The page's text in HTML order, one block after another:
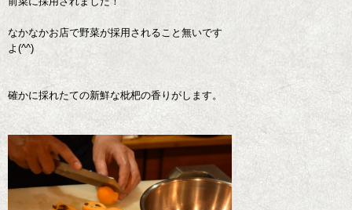
なかなかお店で野菜が採用されること無いです
よ(^^)
確かに採れたての新鮮な枇杷の香りがします。